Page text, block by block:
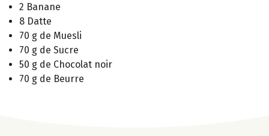
2 Banane
8 Datte
70 g de Muesli
70 g de Sucre
50 g de Chocolat noir
70 g de Beurre